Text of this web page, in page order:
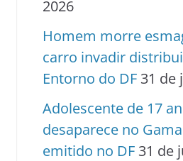
2026
Homem morre
carro invadir
Entorno do DF 31 de
Adolescente de 17
desaparece no
emitido no DF 31 de